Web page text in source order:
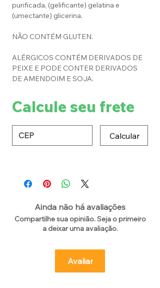
purificada, (gelificante) gelatina e
(umectante) glicerina.
NÃO CONTÉM GLUTEN.
ALÉRGICOS CONTÉM DERIVADOS DE
PEIXE E PODE CONTER DERIVADOS
DE AMENDOIM E SOJA.
Calcule seu frete
Calcular
Ainda não há avaliações
Compartilhe sua opinião. Seja o primeiro
a deixar uma avaliação.
Avaliar